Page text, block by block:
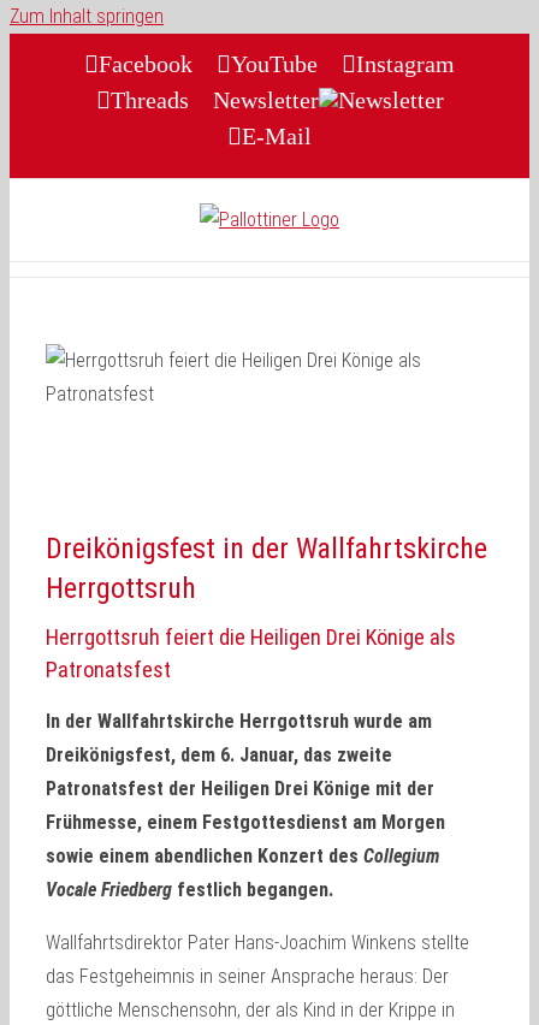
Zum Inhalt springen
Facebook YouTube
Instagram
Threads
Newsletter
E-Mail
Dreikönigsfest in der Wallfahrtskirche
Herrgottsruh
Herrgottsruh feiert die Heiligen Drei Könige als
Patronatsfest
In der Wallfahrtskirche Herrgottsruh wurde am
Dreikönigsfest, dem 6. Januar, das zweite
Patronatsfest der Heiligen Drei Könige mit der
Frühmesse, einem Festgottesdienst am Morgen
sowie einem abendlichen Konzert des Collegium
Vocale Friedberg festlich begangen.
Wallfahrtsdirektor Pater Hans-Joachim Winkens stellte
das Festgeheimnis in seiner Ansprache heraus: Der
göttliche Menschensohn, der als Kind in der Krippe in